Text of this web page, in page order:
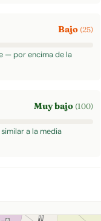
Bajo (25)
— por encima de la
Muy bajo (100)
a la media